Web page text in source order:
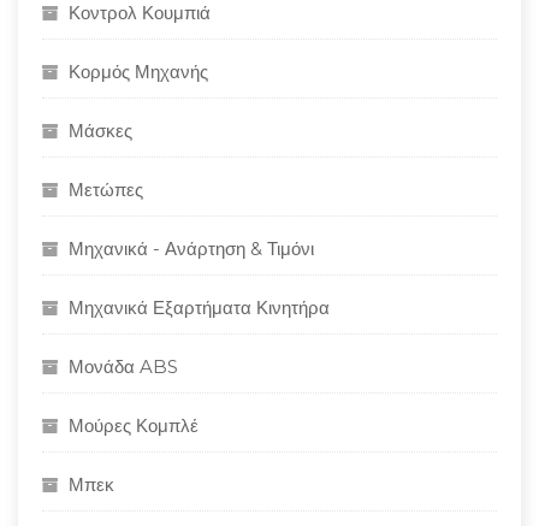
Κοντρολ Κουμπιά
Κορμός Μηχανής
Μάσκες
Μετώπες
Μηχανικά - Ανάρτηση & Τιμόνι
Μηχανικά Εξαρτήματα Κινητήρα
Μονάδα ABS
Μούρες Κομπλέ
Μπεκ